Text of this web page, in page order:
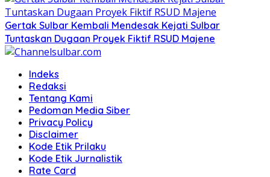
Gertak Sulbar Kembali Mendesak Kejati Sulbar
Tuntaskan Dugaan Proyek Fiktif RSUD Majene
Indeks
Redaksi
Tentang Kami
Pedoman Media Siber
Privacy Policy
Disclaimer
Kode Etik Prilaku
Kode Etik Jurnalistik
Rate Card